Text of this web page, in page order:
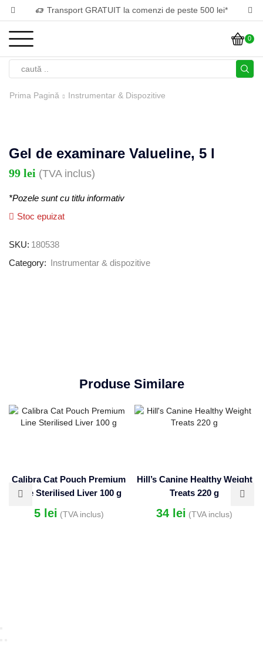
Transport GRATUIT la comenzi de peste 500 lei*
0
Prima Pagină Instrumentar & Dispozitive
Gel de examinare Valueline, 5 l
99 lei (TVA inclus)
*Pozele sunt cu titlu informativ
Stoc epuizat
SKU: 180538
Category:
Instrumentar & dispozitive
Produse Similare
Calibra Cat Pouch Premium
Line Sterilised Liver 100 g
5 lei (TVA inclus)
Hill’s Canine Healthy Weight
Treats 220 g
34 lei (TVA inclus)